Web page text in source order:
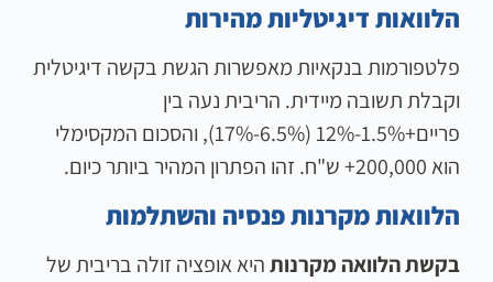
הלוואות דיגיטליות מהירות
פלטפורמות בנקאיות מאפשרות הגשת בקשה דיגיטלית
וקבלת תשובה מיידית. הריבית נעה בין
פריים+1.5%-12% (6.5%-17%), והסכום המקסימלי
הוא 200,000+ ש"ח. זהו הפתרון המהיר ביותר כיום.
הלוואות מקרנות פנסיה והשתלמות
בקשת הלוואה מקרנותהיא אופציה זולה בריבית של